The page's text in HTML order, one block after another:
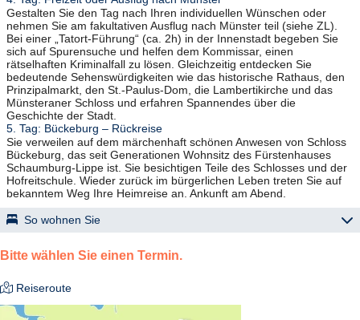
Gestalten Sie den Tag nach Ihren individuellen Wünschen oder
nehmen Sie am fakultativen Ausflug nach Münster teil (siehe ZL).
Bei einer „Tatort-Führung“ (ca. 2h) in der Innenstadt begeben Sie
sich auf Spurensuche und helfen dem Kommissar, einen
rätselhaften Kriminalfall zu lösen. Gleichzeitig entdecken Sie
bedeutende Sehenswürdigkeiten wie das historische Rathaus, den
Prinzipalmarkt, den St.-Paulus-Dom, die Lambertikirche und das
Münsteraner Schloss und erfahren Spannendes über die
Geschichte der Stadt.
5. Tag: Bückeburg – Rückreise
Sie verweilen auf dem märchenhaft schönen Anwesen von Schloss
Bückeburg, das seit Generationen Wohnsitz des Fürstenhauses
Schaumburg-Lippe ist. Sie besichtigen Teile des Schlosses und der
Hofreitschule. Wieder zurück im bürgerlichen Leben treten Sie auf
bekanntem Weg Ihre Heimreise an. Ankunft am Abend.
So wohnen Sie
zentrale Lage, direkt am Kurpark, VitaSol Therme ca. 10
Hallenbad und Sauna (gegen Gebühr), Lift; gemütliche Zimmer mit
Bad/ WC, Föhn, TV, Telefon, Minikühlschrank, kostenfreiem WLAN,
Balkon.
Bitte wählen Sie einen Termin.
Reiseroute